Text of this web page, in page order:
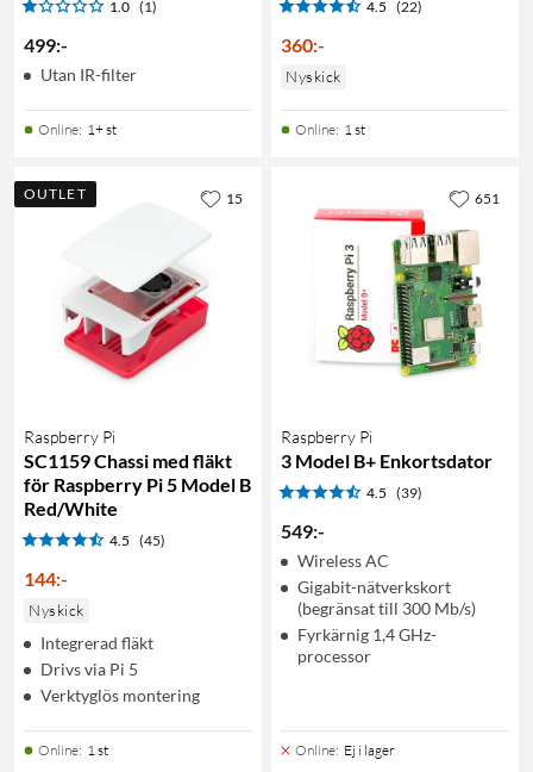
1.0 (1)
499:-
Utan IR-filter
Online: 1+ st
4.5 (22)
360:-
Nyskick
Online: 1 st
OUTLET
Raspberry Pi
SC1159 Chassi med fläkt
för Raspberry Pi 5 Model B
Red/White
4.5 (45)
144:-
Nyskick
Integrerad fläkt
Drivs via Pi 5
Verktyglös montering
Online: 1 st
15
Raspberry Pi
3 Model B+ Enkortsdator
4.5 (39)
549:-
Wireless AC
Gigabit-nätverkskort
(begränsat till 300 Mb/s)
Fyrkärnig 1,4 GHz-
processor
Online: Ej i lager
651